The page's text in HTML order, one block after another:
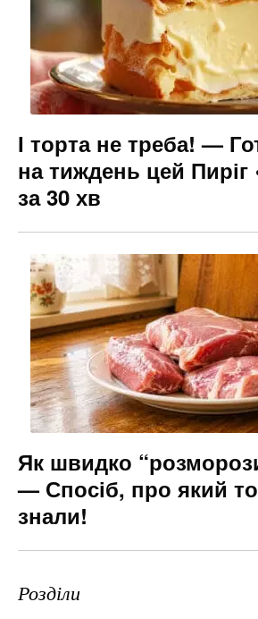
І торта не треба! —
на тиждень цей Пиріг
за 30 хв
Як швидко
— Спосіб, про який
знали!
Розділи